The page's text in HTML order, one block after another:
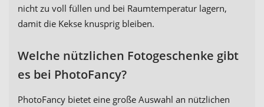
nicht zu voll füllen und bei Raumtemperatur lagern,
damit die Kekse knusprig bleiben.
Welche nützlichen Fotogeschenke gibt
es bei PhotoFancy?
PhotoFancy bietet eine große Auswahl an nützlichen